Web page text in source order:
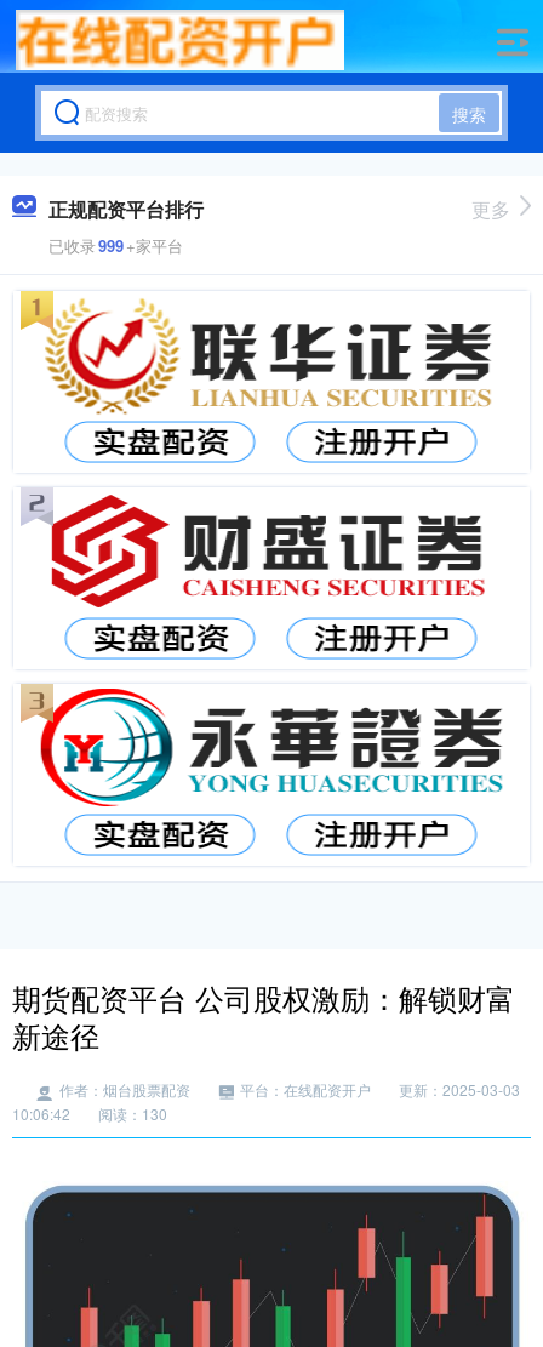
搜索
正规配资平台排行
已收录999+家平台
更多
期货配资平台 公司股权激励：解锁财富
新途径
作者：烟台股票配资 平台：在线配资开户
更新：2025-03-03
10:06:42
阅读：130